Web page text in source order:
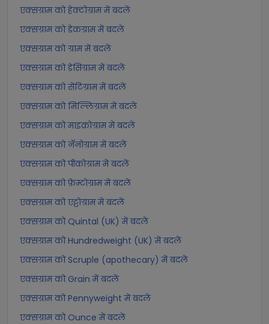
एक्सग्राम को हेक्टोग्राम में बदलें
एक्सग्राम को डेकग्राम में बदलें
एक्सग्राम को ग्राम में बदलें
एक्सग्राम को डेसिग्राम में बदलें
एक्सग्राम को सेंटिग्राम में बदलें
एक्सग्राम को मिल्लिग्राम में बदलें
एक्सग्राम को माइक्रोग्राम में बदलें
एक्सग्राम को नॅनोग्राम में बदलें
एक्सग्राम को पीकोग्राम में बदलें
एक्सग्राम को फ़ेम्टोग्राम में बदलें
एक्सग्राम को एट्टोग्राम में बदलें
एक्सग्राम को Quintal (UK) में बदलें
एक्सग्राम को Hundredweight (UK) में बदलें
एक्सग्राम को Scruple (apothecary) में बदलें
एक्सग्राम को Grain में बदलें
एक्सग्राम को Pennyweight में बदलें
एक्सग्राम को Ounce में बदलें